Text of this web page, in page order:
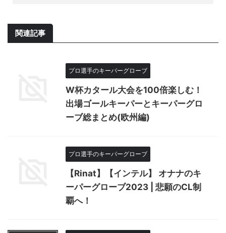
関連記事
プロ選手のキーパーグローブ
W杯カタール大会を100倍楽しむ！
出場ゴールキーパーとキーパーグロ
ーブ総まとめ(欧州編)
プロ選手のキーパーグローブ
【Rinat】【インテル】 オナナのキ
ーパーグローブ2023 | 悲願のCL制
覇へ！